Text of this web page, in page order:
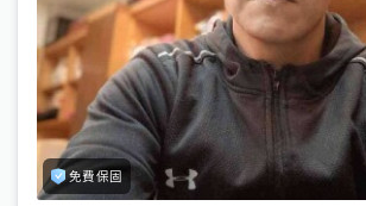
免費保固